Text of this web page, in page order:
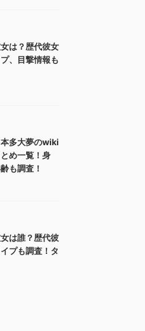
は？歴代彼女
、目撃情報も
本多大夢のwiki
め一覧！身
も調査！
は誰？歴代彼
プも調査！タ